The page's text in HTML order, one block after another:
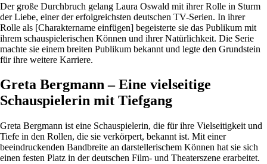
Der große Durchbruch gelang Laura Oswald mit ihrer Rolle in Sturm
der Liebe, einer der erfolgreichsten deutschen TV-Serien. In ihrer
Rolle als [Charaktername einfügen] begeisterte sie das Publikum mit
ihrem schauspielerischen Können und ihrer Natürlichkeit. Die Serie
machte sie einem breiten Publikum bekannt und legte den Grundstein
für ihre weitere Karriere.
Greta Bergmann – Eine vielseitige
Schauspielerin mit Tiefgang
Greta Bergmann ist eine Schauspielerin, die für ihre Vielseitigkeit und
Tiefe in den Rollen, die sie verkörpert, bekannt ist. Mit einer
beeindruckenden Bandbreite an darstellerischem Können hat sie sich
einen festen Platz in der deutschen Film- und Theaterszene erarbeitet.